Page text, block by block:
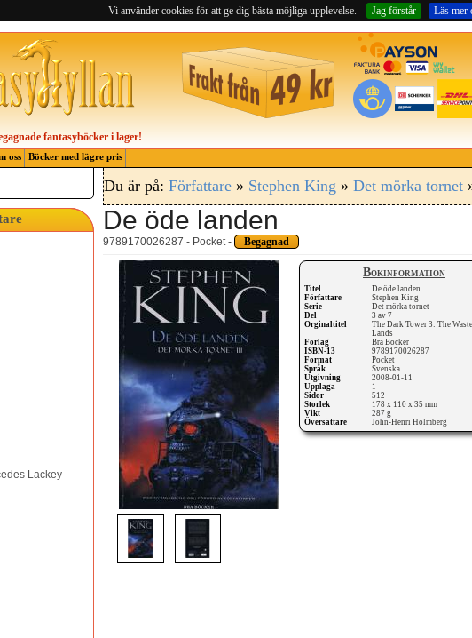
Vi använder cookies för att ge dig bästa möjliga upplevelse. Jag förstår Läs mer
fantasyböcker i lager!
oss Böcker med lägre pris
Lackey
Du är på: Författare» Stephen King » Det mörka tornet
De öde landen
9789170026287 - Pocket - Begagnad
Bokinformation
Titel
De öde landen
Författare
Stephen King
Serie
Det mörka tornet
Del
3 av 7
Orginaltitel
The Dark Tower 3: The Waste
Lands
Förlag
Bra Böcker
ISBN-13
9789170026287
Format
Pocket
Språk
Svenska
Utgivning
2008-01-11
Upplaga
1
Sidor
512
Storlek
178 x 110 x 35 mm
Vikt
287 g
Översättare
John-Henri Holmberg